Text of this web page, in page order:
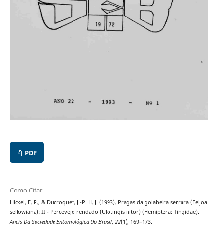
PDF
Como Citar
Hickel, E. R., & Ducroquet, J.-P. H. J. (1993). Pragas da goiabeira serrara (Feijoa
sellowiana): II - Percevejo rendado (Ulotingis nitor) (Hemiptera: Tingidae).
Anais Da Sociedade Entomológica Do Brasil, 22(1), 169–173.